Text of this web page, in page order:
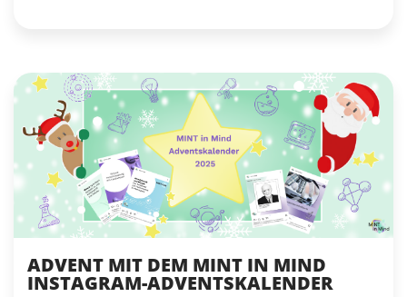
ADVENT MIT DEM MINT IN MIND
INSTAGRAM-ADVENTSKALENDER